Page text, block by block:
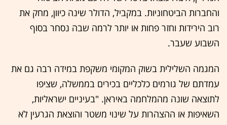
והחברות הביטחוניות. במקביל, הדולר שינה כיוון, מחק את
רוב הירידות וחזר פחות או יותר לרמה שבה נסחר בסוף
השבוע שעבר.
המגמה השלילית בשוק המקומי משקפת במידה רבה גם את
עמדתם של גורמים כלכליים בכירים בממשלה, שציפו
לתוצאה שונה מהמלחמה באיראן. "בעיניים ישראליות,
השאיפות או ההצהרות על שינוי משטר והוצאת הגרעין לא